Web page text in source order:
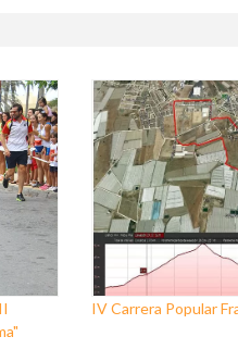
IV Carrera Popular